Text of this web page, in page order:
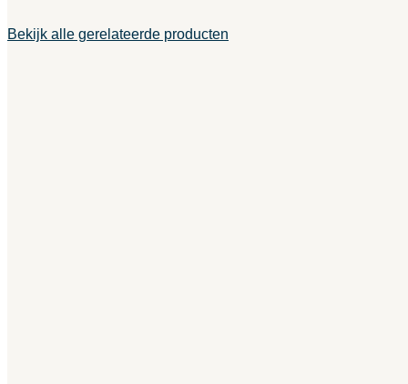
Bekijk alle gerelateerde producten